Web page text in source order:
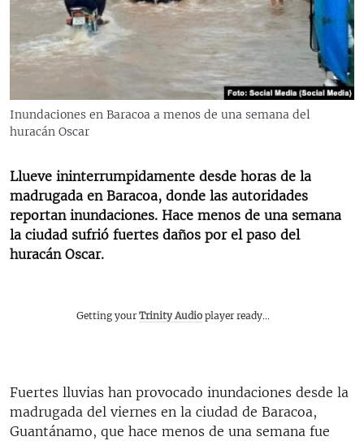
RADIO MARTÍ
ESPECIALES
LA REALIDAD DE LA VIVIENDA EN CUBA
SER VIEJO EN CUBA
LOS SANTOS DE HIALEAH
DESINFORMACIÓN RUSA EN AMÉRICA LATINA
LA INVASIÓN DE RUSIA A UCRANIA
EDITORIALES
Inundaciones en Baracoa a menos de una semana del
huracán Oscar
Llueve ininterrumpidamente desde horas de la
madrugada en Baracoa, donde las autoridades
reportan inundaciones. Hace menos de una semana
la ciudad sufrió fuertes daños por el paso del
huracán Oscar.
Getting yourTrinity Audio player ready...
Fuertes lluvias han provocado inundaciones desde la
madrugada del viernes en la ciudad de Baracoa,
Guantánamo, que hace menos de una semana fue